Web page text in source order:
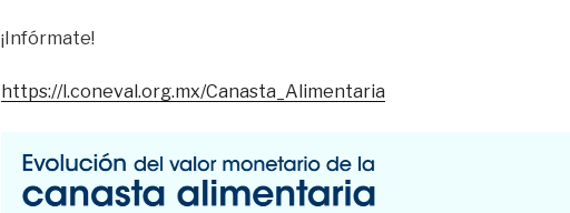
¡Infórmate!
https://l.coneval.org.mx/Canasta_Alimentaria
video